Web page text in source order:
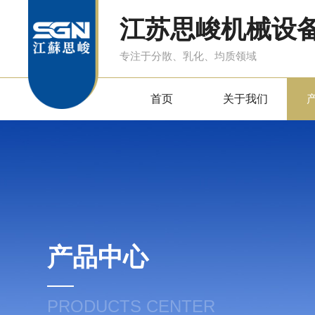
江苏思峻机械设
专注于分散、乳化、均质领域
首页 关于我们
产品中心
PRODUCTS CENTER